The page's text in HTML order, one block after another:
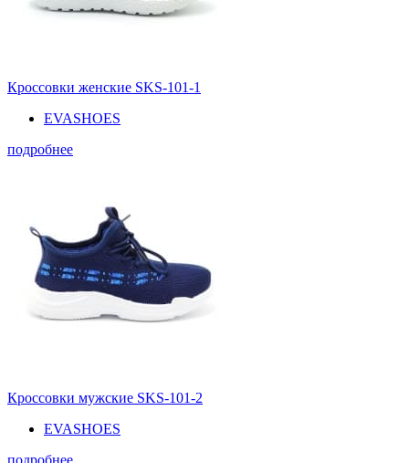
Кроссовки женские SKS-101-1
EVASHOES
подробнее
Кроссовки мужские SKS-101-2
EVASHOES
подробнее